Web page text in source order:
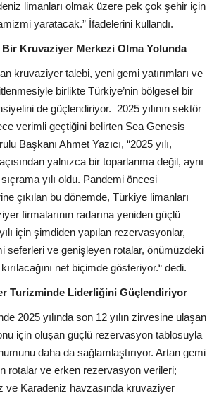
limanları olmak üzere pek çok şehir için
yaratacak.” İfadelerini kullandı.
Kruvaziyer Merkezi Olma Yolunda
kruvaziyer talebi, yeni gemi yatırımları ve
birlikte Türkiye’nin bölgesel bir
de güçlendiriyor. 2025 yılının sektör
verimli geçtiğini belirten Sea Genesis
Başkanı Ahmet Yazıcı, “2025 yılı,
yalnızca bir toparlanma değil, aynı
yılı oldu. Pandemi öncesi
çıkılan bu dönemde, Türkiye limanları
firmalarının radarına yeniden güçlü
için şimdiden yapılan rezervasyonlar,
seferleri ve genişleyen rotalar, önümüzdeki
net biçimde gösteriyor.“ dedi.
Turizminde Liderliğini Güçlendiriyor
2025 yılında son 12 yılın zirvesine ulaşan
için oluşan güçlü rezervasyon tablosuyla
daha da sağlamlaştırıyor. Artan gemi
rotalar ve erken rezervasyon verileri;
ve Karadeniz havzasında kruvaziyer